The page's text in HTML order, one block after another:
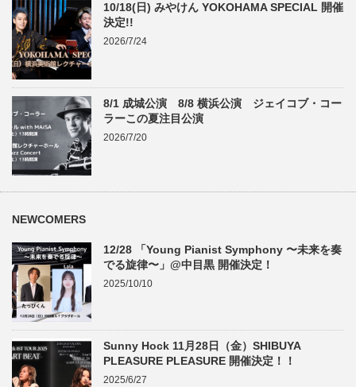
10/18(日) みやけん YOKOHAMA SPECIAL 開催
決定!!
2026/7/24
8/1 成城公演 8/8 横浜公演 ジェイコブ・コー
ラーこの夏注目公演
2026/7/20
NEWCOMERS
12/28 「Young Pianist Symphony 〜未来を奏
でる旋律〜」@中目黒 開催決定！
2025/10/10
Sunny Hock 11月28日（金）SHIBUYA
PLEASURE PLEASURE 開催決定！！
2025/6/27